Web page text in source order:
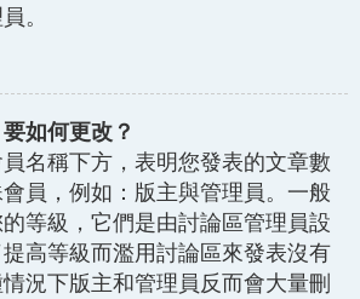
。
如何更改？
名稱下方，表明您發表的文章數
員，例如：版主與管理員。一般
等級，它們是由討論區管理員設
高等級而濫用討論區來發表沒有
況下版主和管理員反而會大量刪